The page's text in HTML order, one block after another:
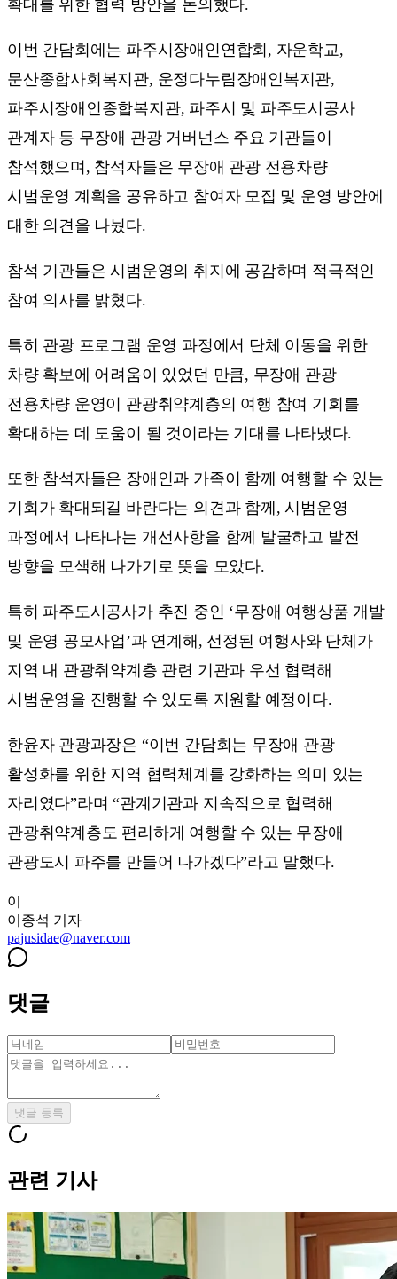
확대를 위한 협력 방안을 논의했다.
이번 간담회에는 파주시장애인연합회, 자운학교,
문산종합사회복지관, 운정다누림장애인복지관,
파주시장애인종합복지관, 파주시 및 파주도시공사
관계자 등 무장애 관광 거버넌스 주요 기관들이
참석했으며, 참석자들은 무장애 관광 전용차량
시범운영 계획을 공유하고 참여자 모집 및 운영 방안에
대한 의견을 나눴다.
참석 기관들은 시범운영의 취지에 공감하며 적극적인
참여 의사를 밝혔다.
특히 관광 프로그램 운영 과정에서 단체 이동을 위한
차량 확보에 어려움이 있었던 만큼, 무장애 관광
전용차량 운영이 관광취약계층의 여행 참여 기회를
확대하는 데 도움이 될 것이라는 기대를 나타냈다.
또한 참석자들은 장애인과 가족이 함께 여행할 수 있는
기회가 확대되길 바란다는 의견과 함께, 시범운영
과정에서 나타나는 개선사항을 함께 발굴하고 발전
방향을 모색해 나가기로 뜻을 모았다.
특히 파주도시공사가 추진 중인 ‘무장애 여행상품 개발
및 운영 공모사업’과 연계해, 선정된 여행사와 단체가
지역 내 관광취약계층 관련 기관과 우선 협력해
시범운영을 진행할 수 있도록 지원할 예정이다.
한윤자 관광과장은 “이번 간담회는 무장애 관광
활성화를 위한 지역 협력체계를 강화하는 의미 있는
자리였다”라며 “관계기관과 지속적으로 협력해
관광취약계층도 편리하게 여행할 수 있는 무장애
관광도시 파주를 만들어 나가겠다”라고 말했다.
이
이종석 기자
pajusidae@naver.com
댓글
댓글 등록
관련 기사